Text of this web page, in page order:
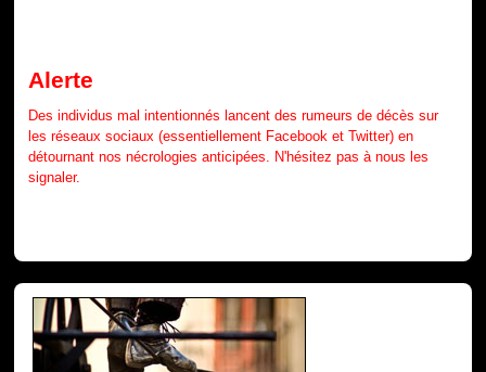
Alerte
Des individus mal intentionnés lancent des rumeurs de décès sur
les réseaux sociaux (essentiellement Facebook et Twitter) en
détournant nos nécrologies anticipées. N'hésitez pas à nous les
signaler.